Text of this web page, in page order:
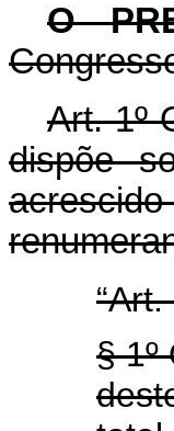
O
Art. 1º
dispõe
§ 1º